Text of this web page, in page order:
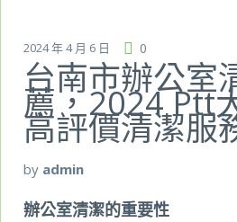
2024 年 4 月 6 日 0
台南市辦公室
薦，2024 Ptt
高評價清潔服
by admin
辦公室清潔的重要性